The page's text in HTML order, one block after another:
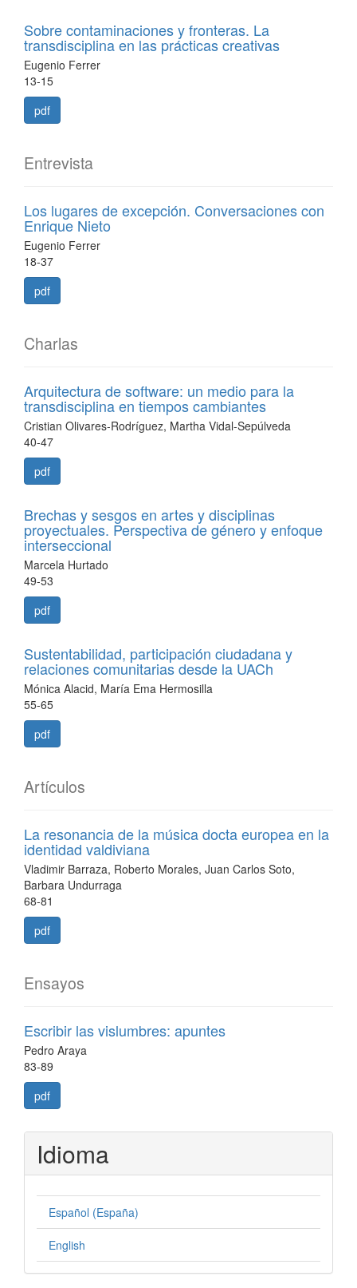
Sobre contaminaciones y fronteras. La
transdisciplina en las prácticas creativas
Eugenio Ferrer
13-15
pdf
Entrevista
Los lugares de excepción. Conversaciones con
Enrique Nieto
Eugenio Ferrer
18-37
pdf
Charlas
Arquitectura de software: un medio para la
transdisciplina en tiempos cambiantes
Cristian Olivares-Rodríguez, Martha Vidal-Sepúlveda
40-47
pdf
Brechas y sesgos en artes y disciplinas
proyectuales. Perspectiva de género y enfoque
interseccional
Marcela Hurtado
49-53
pdf
Sustentabilidad, participación ciudadana y
relaciones comunitarias desde la UACh
Mónica Alacid, María Ema Hermosilla
55-65
pdf
Artículos
La resonancia de la música docta europea en la
identidad valdiviana
Vladimir Barraza, Roberto Morales, Juan Carlos Soto,
Barbara Undurraga
68-81
pdf
Ensayos
Escribir las vislumbres: apuntes
Pedro Araya
83-89
pdf
Idioma
Español (España)
English